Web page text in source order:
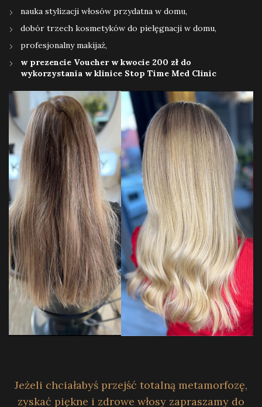
nauka stylizacji włosów przydatna w domu,
dobór trzech kosmetyków do pielęgnacji w domu,
profesjonalny makijaż,
w prezencie Voucher w kwocie 200 zł do
wykorzystania w klinice Stop Time Med Clinic
Jeżeli chciałabyś przejść totalną metamorfozę,
zyskać piękne i zdrowe włosy zapraszamy do